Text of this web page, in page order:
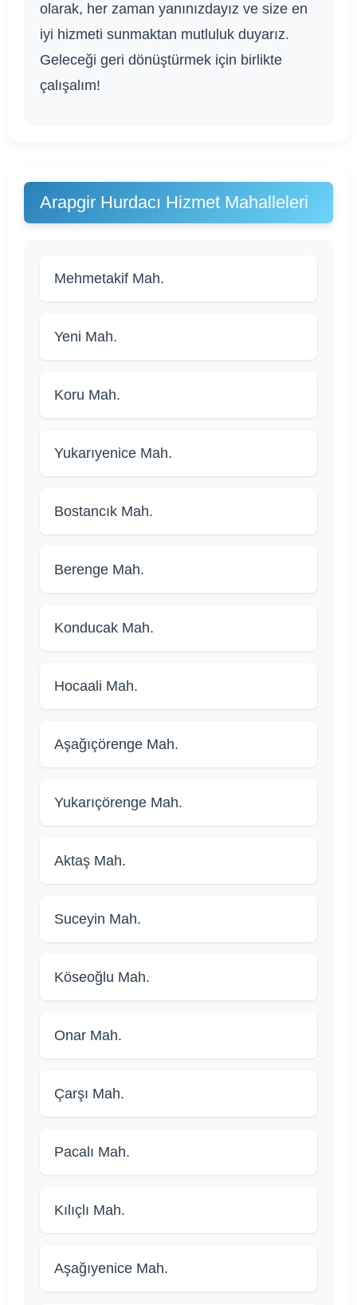
olarak, her zaman yanınızdayız ve size en
iyi hizmeti sunmaktan mutluluk duyarız.
Geleceği geri dönüştürmek için birlikte
çalışalım!
Arapgir Hurdacı Hizmet Mahalleleri
Mehmetakif Mah.
Yeni Mah.
Koru Mah.
Yukarıyenice Mah.
Bostancık Mah.
Berenge Mah.
Konducak Mah.
Hocaali Mah.
Aşağıçörenge Mah.
Yukarıçörenge Mah.
Aktaş Mah.
Suceyin Mah.
Köseoğlu Mah.
Onar Mah.
Çarşı Mah.
Pacalı Mah.
Kılıçlı Mah.
Aşağıyenice Mah.